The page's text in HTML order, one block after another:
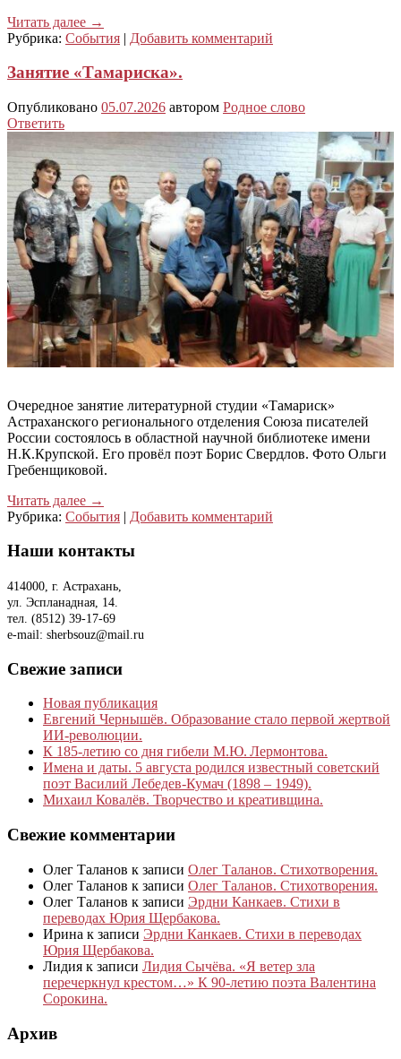
Читать далее →
Рубрика: События | Добавить комментарий
Занятие «Тамариска».
Опубликовано 05.07.2026 автором Родное слово
Ответить
Очередное занятие литературной студии «Тамариск»
Астраханского регионального отделения Союза писателей
России состоялось в областной научной библиотеке имени
Н.К.Крупской. Его провёл поэт Борис Свердлов. Фото Ольги
Гребенщиковой.
Читать далее →
Рубрика: События | Добавить комментарий
Наши контакты
414000, г. Астрахань,
ул. Эспланадная, 14.
тел. (8512) 39-17-69
e-mail: sherbsouz@mail.ru
Свежие записи
Новая публикация
Евгений Чернышёв. Образование стало первой жертвой
ИИ-революции.
К 185‑летию со дня гибели М.Ю. Лермонтова.
Имена и даты. 5 августа родился известный советский
поэт Василий Лебедев-Кумач (1898 – 1949).
Михаил Ковалёв. Творчество и креативщина.
Свежие комментарии
Олег Таланов к записи Олег Таланов. Стихотворения.
Олег Таланов к записи Олег Таланов. Стихотворения.
Олег Таланов к записи Эрдни Канкаев. Стихи в
переводах Юрия Щербакова.
Ирина к записи Эрдни Канкаев. Стихи в переводах
Юрия Щербакова.
Лидия к записи Лидия Сычёва. «Я ветер зла
перечеркнул крестом…» К 90-летию поэта Валентина
Сорокина.
Архив